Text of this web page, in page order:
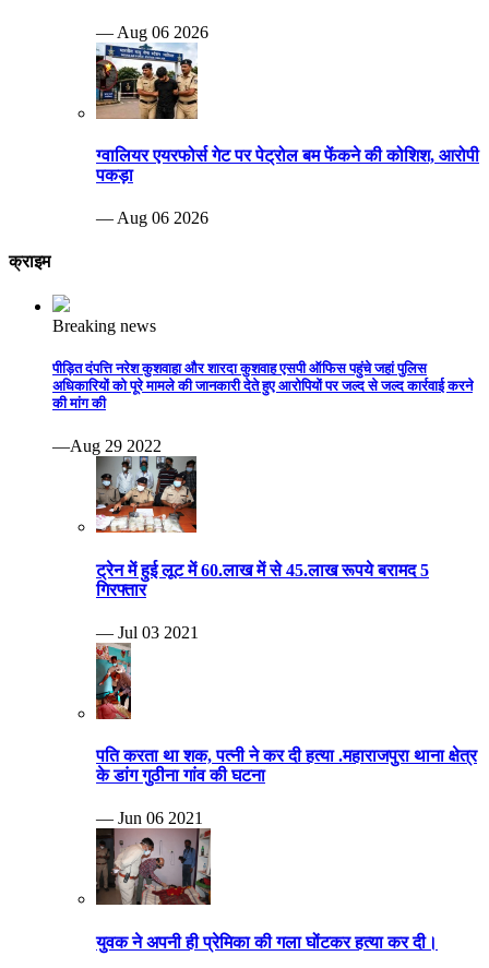
— Aug 06 2026
ग्वालियर एयरफोर्स गेट पर पेट्रोल बम फेंकने की कोशिश, आरोपी
पकड़ा
— Aug 06 2026
क्राइम
Breaking news
पीड़ित दंपत्ति नरेश कुशवाहा और शारदा कुशवाह एसपी ऑफिस पहुंचे जहां पुलिस
अधिकारियों को पूरे मामले की जानकारी देते हुए आरोपियों पर जल्द से जल्द कार्रवाई करने
की मांग की
—Aug 29 2022
ट्रेन में हुई लूट में 60.लाख में से 45.लाख रूपये बरामद 5
गिरफ्तार
— Jul 03 2021
पति करता था शक, पत्नी ने कर दी हत्या .महाराजपुरा थाना क्षेत्र
के डांग गुठीना गांव की घटना
— Jun 06 2021
युवक ने अपनी ही प्रेमिका की गला घोंटकर हत्या कर दी।